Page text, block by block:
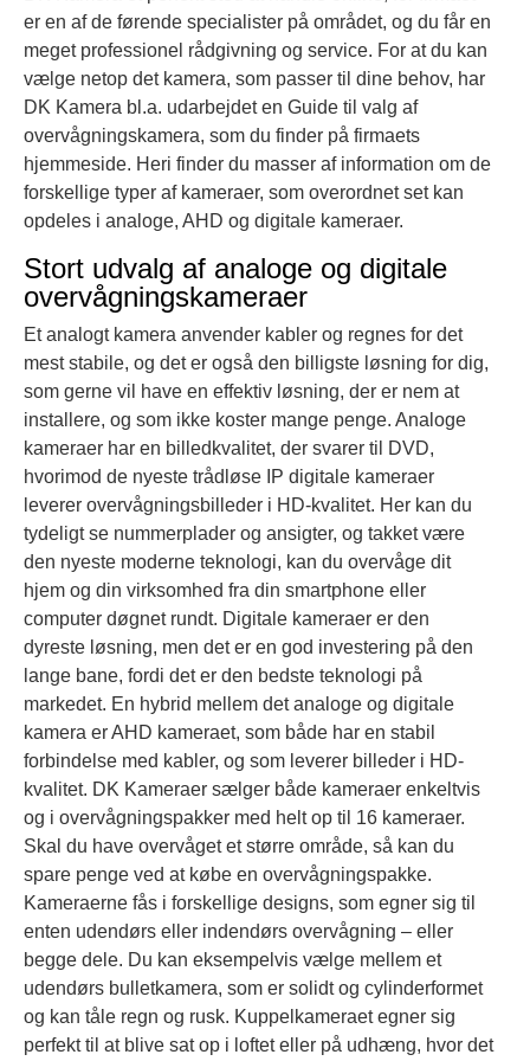
er en af de førende specialister på området, og du får en
meget professionel rådgivning og service. For at du kan
vælge netop det kamera, som passer til dine behov, har
DK Kamera bl.a. udarbejdet en Guide til valg af
overvågningskamera, som du finder på firmaets
hjemmeside. Heri finder du masser af information om de
forskellige typer af kameraer, som overordnet set kan
opdeles i analoge, AHD og digitale kameraer.
Stort udvalg af analoge og digitale
overvågningskameraer
Et analogt kamera anvender kabler og regnes for det
mest stabile, og det er også den billigste løsning for dig,
som gerne vil have en effektiv løsning, der er nem at
installere, og som ikke koster mange penge. Analoge
kameraer har en billedkvalitet, der svarer til DVD,
hvorimod de nyeste trådløse IP digitale kameraer
leverer overvågningsbilleder i HD-kvalitet. Her kan du
tydeligt se nummerplader og ansigter, og takket være
den nyeste moderne teknologi, kan du overvåge dit
hjem og din virksomhed fra din smartphone eller
computer døgnet rundt. Digitale kameraer er den
dyreste løsning, men det er en god investering på den
lange bane, fordi det er den bedste teknologi på
markedet. En hybrid mellem det analoge og digitale
kamera er AHD kameraet, som både har en stabil
forbindelse med kabler, og som leverer billeder i HD-
kvalitet. DK Kameraer sælger både kameraer enkeltvis
og i overvågningspakker med helt op til 16 kameraer.
Skal du have overvåget et større område, så kan du
spare penge ved at købe en overvågningspakke.
Kameraerne fås i forskellige designs, som egner sig til
enten udendørs eller indendørs overvågning – eller
begge dele. Du kan eksempelvis vælge mellem et
udendørs bulletkamera, som er solidt og cylinderformet
og kan tåle regn og rusk. Kuppelkameraet egner sig
perfekt til at blive sat op i loftet eller på udhæng, hvor det